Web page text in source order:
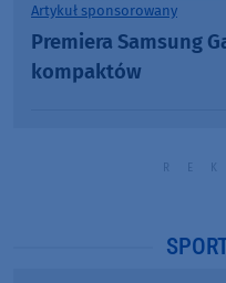
Artykuł sponsorowany
Premiera Samsung
kompaktów